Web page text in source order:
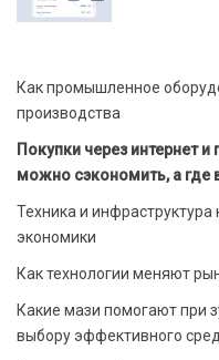
Как промышленное
производства
Покупки через интернет
можно сэкономить, а где
Техника и
экономики
Как технологии меняют
Какие мази помогают при
выбору эффективного